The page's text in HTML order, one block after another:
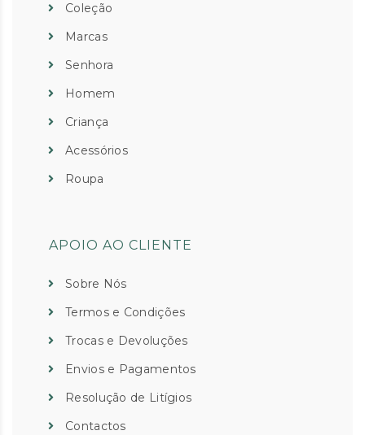
Coleção
Marcas
Senhora
Homem
Criança
Acessórios
Roupa
APOIO AO CLIENTE
Sobre Nós
Termos e Condições
Trocas e Devoluções
Envios e Pagamentos
Resolução de Litígios
Contactos